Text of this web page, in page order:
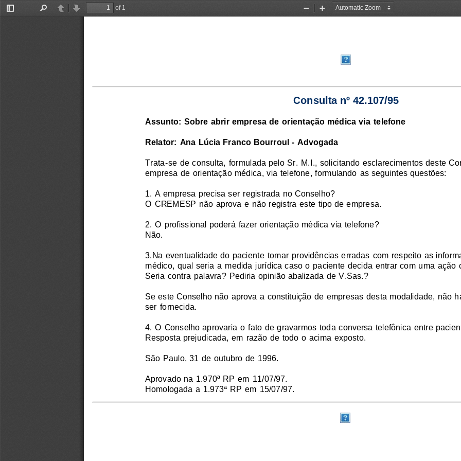
Toggle
PreviousNext
of 1
Zoom
Zoom
Consulta nº 42.107/95
Assunto: Sobre abrir empresa de orientação médica via telefone
Relator: Ana Lúcia Franco Bourroul - Advogada
Trata-se de consulta, formulada pelo Sr. M.I., solicitando esclarecimentos deste
empresa de orientação médica, via telefone, formulando as seguintes questões:
1. A empresa precisa ser registrada no Conselho?
O CREMESP não aprova e não registra este tipo de empresa.
2. O profissional poderá fazer orientação médica via telefone?
Não.
3.Na eventualidade do paciente tomar providências erradas com respeito as
médico, qual seria a medida jurídica caso o paciente decida entrar com uma ação
Seria contra palavra? Pediria opinião abalizada de V.Sas.?
Se este Conselho não aprova a constituição de empresas desta modalidade, não
ser fornecida.
4. O Conselho aprovaria o fato de gravarmos toda conversa telefônica entre
Resposta prejudicada, em razão de todo o acima exposto.
São Paulo, 31 de outubro de 1996.
Aprovado na 1.970ª RP em 11/07/97.
Homologada a 1.973ª RP em 15/07/97.